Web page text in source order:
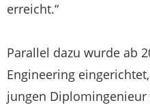
erreicht.“
Parallel dazu wurde ab
Engineering
jungen Diplomingenieur